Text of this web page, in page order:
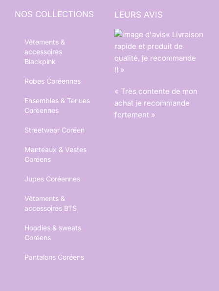
NOS COLLECTIONS
Vêtements &
accessoires
Blackpink
Robes Coréennes
Ensembles & Tenues
Coréennes
Streetwear Coréen
Manteaux & Vestes
Coréens
Jupes Coréennes
Vêtements &
accessoires BTS
Hoodies & sweats
Coréens
Pantalons Coréens
LEURS AVIS
« Livraison
rapide et produit de
qualité, je recommande
!! »
« Très contente de mon
achat je recommande
fortement »